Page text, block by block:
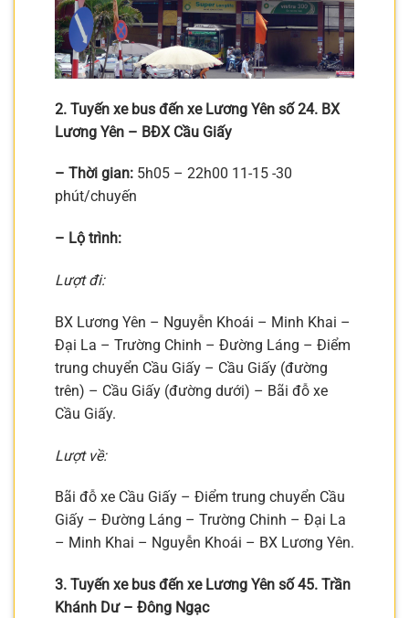
2. Tuyến xe bus đến xe Lương Yên số 24. BX
Lương Yên – BĐX Cầu Giấy
– Thời gian: 5h05 – 22h00 11-15 -30
phút/chuyến
– Lộ trình:
Lượt đi:
BX Lương Yên – Nguyễn Khoái – Minh Khai –
Đại La – Trường Chinh – Đường Láng – Điểm
trung chuyển Cầu Giấy – Cầu Giấy (đường
trên) – Cầu Giấy (đường dưới) – Bãi đỗ xe
Cầu Giấy.
Lượt về:
Bãi đỗ xe Cầu Giấy – Điểm trung chuyển Cầu
Giấy – Đường Láng – Trường Chinh – Đại La
– Minh Khai – Nguyễn Khoái – BX Lương Yên.
3. Tuyến xe bus đến xe Lương Yên số 45. Trần
Khánh Dư – Đông Ngạc